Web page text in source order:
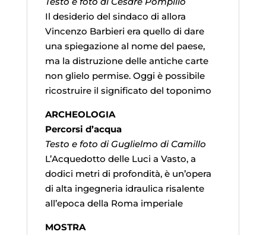
Il desiderio del sindaco di allora
Vincenzo Barbieri era quello di dare
una spiegazione al nome del paese,
ma la distruzione delle antiche carte
non glielo permise. Oggi è possibile
ricostruire il significato del toponimo
ARCHEOLOGIA
Percorsi d’acqua
Testo e foto di Guglielmo di Camillo
L’Acquedotto delle Luci a Vasto, a
dodici metri di profondità, è un’opera
di alta ingegneria idraulica risalente
all’epoca della Roma imperiale
MOSTRA